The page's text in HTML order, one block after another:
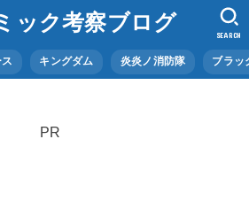
ック考察ブログ
キングダム 炎炎ノ消防隊 ブラッ
SEARCH
PR